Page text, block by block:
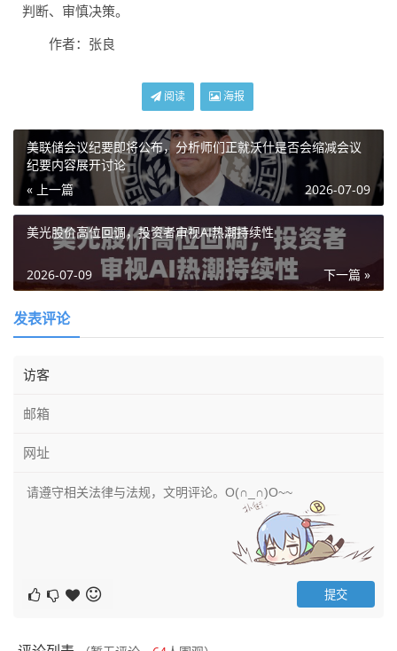
判断、审慎决策。
作者：张良
阅读 海报
美联储会议纪要即将公布，分析师们正就沃什是否会缩减会议
纪要内容展开讨论
« 上一篇
2026-07-09
美光股价高位回调，投资者审视AI热潮持续性
下一篇 »
2026-07-09
发表评论